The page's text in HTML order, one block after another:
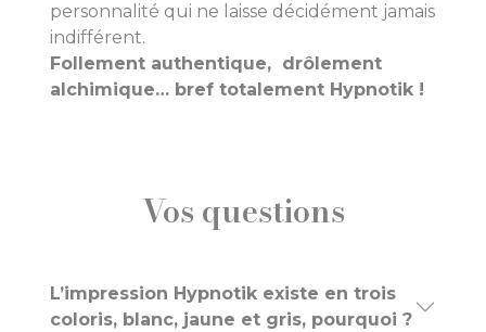
personnalité qui ne laisse décidément jamais
indifférent.
Follement authentique, drôlement
alchimique… bref totalement Hypnotik !
Vos questions
L’impression Hypnotik existe en trois
coloris, blanc, jaune et gris, pourquoi ?